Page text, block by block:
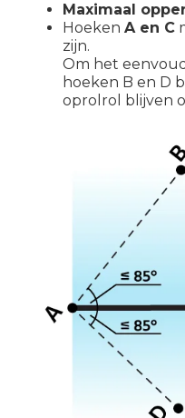
Maximaal
Hoeken A en C
zijn.
Om het
hoeken B en D
oprolrol blijven